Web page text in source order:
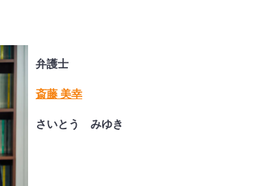
弁護士
斎藤 美幸
さいとう みゆき